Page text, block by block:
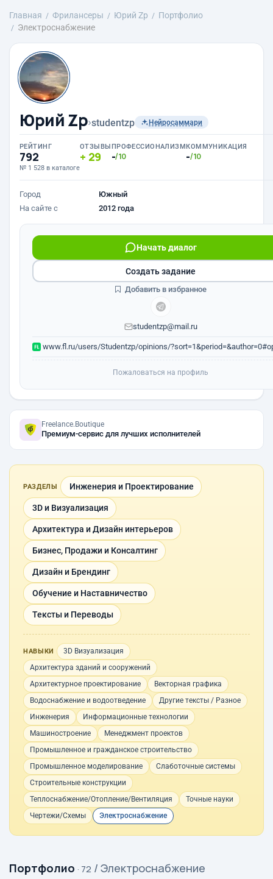
Главная Фрилансеры Юрий Zp
Портфолио
Электроснабжение
Юрий Zp›studentzp Нейросаммари
РЕЙТИНГ
792
№ 1 528 в каталоге
ОТЗЫВЫ
29
ПРОФЕССИОНАЛИЗМ
-/10
КОММУНИКАЦИЯ
-/10
Город
Южный
На сайте с
2012 года
Начать диалог
studentzp@mail.ru
www.fl.ru/users/Studentzp/opinions/
Создать задание
Добавить в избранное
Пожаловаться на профиль
Freelance.Boutique
Премиум-сервис для лучших исполнителей
РАЗДЕЛЫ Инженерия и Проектирование
3D и Визуализация
Архитектура и Дизайн интерьеров
Бизнес, Продажи и Консалтинг
Дизайн и Брендинг
Обучение и Наставничество
Тексты и Переводы
НАВЫКИ
3D Визуализация
Архитектура зданий и сооружений
Архитектурное проектирование
Векторная графика
Водоснабжение и водоотведение
Другие тексты / Разное
Инженерия
Информационные технологии
Машиностроение
Менеджмент проектов
Промышленное и гражданское строительство
Промышленное моделирование
Слаботочные системы
Строительные конструкции
Теплоснабжение/Отопление/Вентиляция
Точные науки
Чертежи/Схемы
Электроснабжение
Портфолио · 72 / Электроснабжение